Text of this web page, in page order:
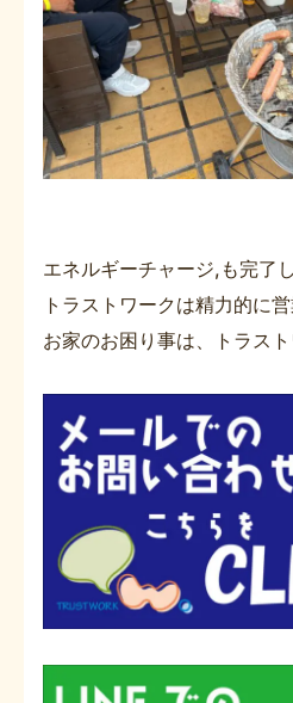
エネルギーチャージ,も完了
トラストワークは精力的に
お家のお困り事は、トラス